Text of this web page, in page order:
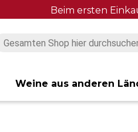
Beim ersten
Weine aus anderen